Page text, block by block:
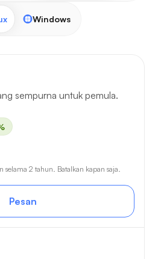
Windows
sempurna untuk pemula.
2 tahun. Batalkan kapan saja.
Pesan